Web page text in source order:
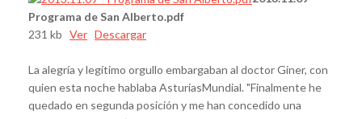
Programa de San Alberto.pdf
231 kb Ver Descargar
L a alegría y legítimo orgullo embargaban al doctor Giner, con
quien esta noche hablaba AsturiasMundial. "Finalmente he
quedado en segunda posición y me han concedido una